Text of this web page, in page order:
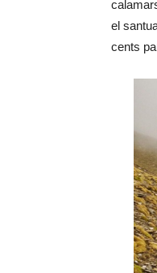
el
cents